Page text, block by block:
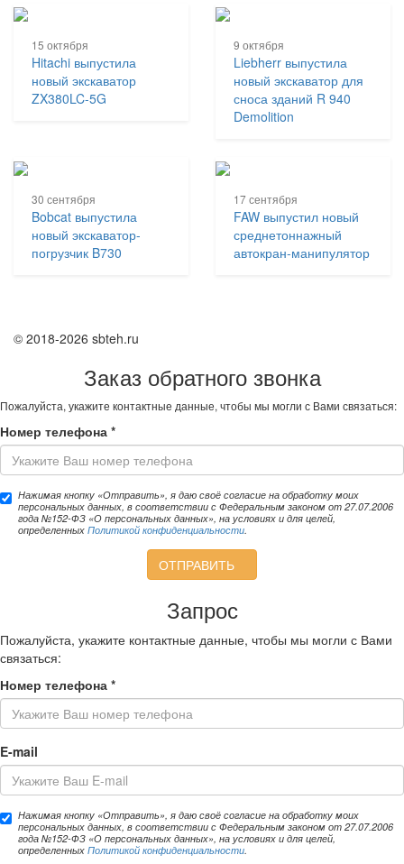
15 октября
Hitachi выпустила
новый экскаватор
ZX380LC-5G
9 октября
Liebherr выпустила
новый экскаватор для
сноса зданий R 940
Demolition
30 сентября
Bobcat выпустила
новый экскаватор-
погрузчик B730
17 сентября
FAW выпустил новый
среднетоннажный
автокран-манипулятор
© 2018-2026 sbteh.ru
Заказ обратного звонка
Пожалуйста, укажите контактные данные, чтобы мы могли с Вами связаться:
Номер телефона *
Нажимая кнопку «Отправить», я даю своё согласие на обработку моих
персональных данных, в соответствии с Федеральным законом от 27.07.2006
года №152-ФЗ «О персональных данных», на условиях и для целей,
определенных Политикой конфиденциальности
ОТПРАВИТЬ
Запрос
Пожалуйста, укажите контактные данные, чтобы мы могли с Вами
связаться:
Номер телефона *
E-mail
Нажимая кнопку «Отправить», я даю своё согласие на обработку моих
персональных данных, в соответствии с Федеральным законом от 27.07.2006
года №152-ФЗ «О персональных данных», на условиях и для целей,
определенных Политикой конфиденциальности